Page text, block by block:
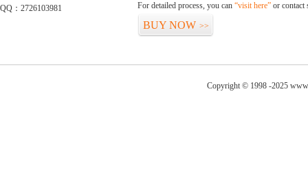
QQ：2726103981
For detailed process, you can “visit here” or contact
BUY NOW >>
Copyright © 1998 -2025